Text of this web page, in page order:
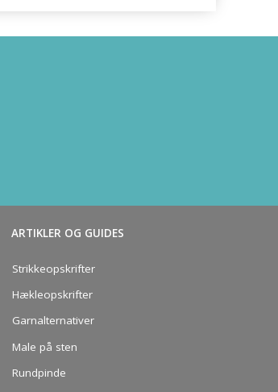
ARTIKLER OG GUIDES
Strikkeopskrifter
Hækleopskrifter
Garnalternativer
Male på sten
Rundpinde